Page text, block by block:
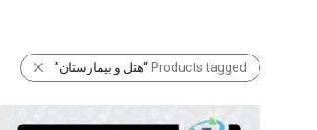
Products tagged “هتل و بیمارستان”